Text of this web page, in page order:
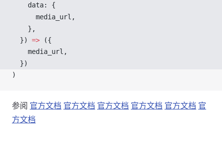
data: {
media_url ,
    },
  })
=> ({
media_url ,
  })
)
参阅 官方文档 官方文档 官方文档 官方文档 官方文档 官
方文档